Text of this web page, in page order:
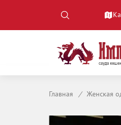
Главная / Женская